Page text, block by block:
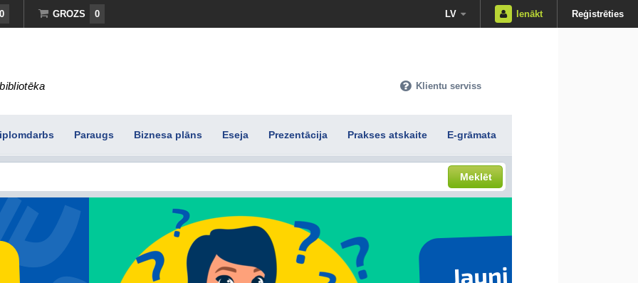
0 GROZS 0 LV Ienākt Reģistrēties
Klientu serviss
Paraugs Biznesa plāns Eseja Prezentācija Prakses atskaite E-grāmata
Meklēt